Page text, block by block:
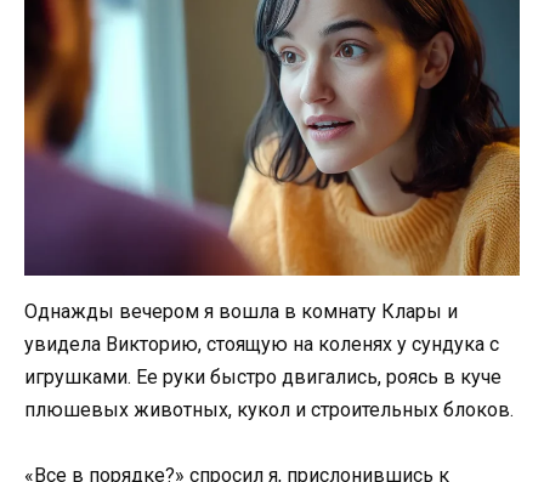
Однажды вечером я вошла в комнату Клары и
увидела Викторию, стоящую на коленях у сундука с
игрушками. Ее руки быстро двигались, роясь в куче
плюшевых животных, кукол и строительных блоков.
«Все в порядке?» спросил я, прислонившись к